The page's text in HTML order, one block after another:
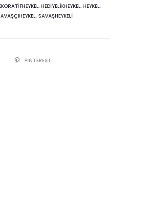
, HEDIYELIKHEYKEL, HEYKEL,
, SAVAŞHEYKELI
PINTEREST